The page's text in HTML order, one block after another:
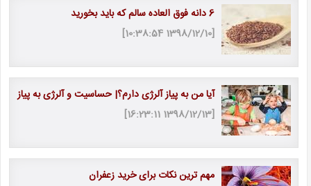
6 دانه فوق العاده سالم که باید بخورید
[1398/12/10 10:38:54]
آیا من به پیاز آلرژی دارم؟| حساسیت و آلرژی به پیاز
[1398/12/13 16:23:11]
مهم ترین نکات برای خرید زعفران